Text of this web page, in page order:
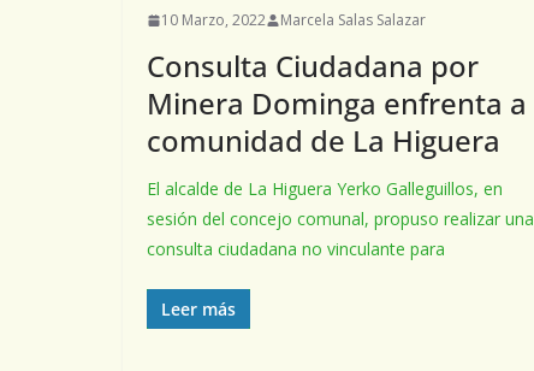
10 Marzo, 2022 Marcela Salas Salazar
Consulta Ciudadana por
Minera Dominga enfrenta a
comunidad de La Higuera
El alcalde de La Higuera Yerko Galleguillos, en
sesión del concejo comunal, propuso realizar una
consulta ciudadana no vinculante para
Leer más